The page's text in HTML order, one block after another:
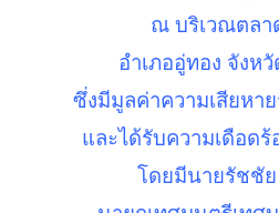
ณ บริเวณตลา
อำเภออู่ทอง จังห
ซึ่งมีมูลค่าความเสียหา
และได้รับความเดือดร้
โดยมีนายรัชชั